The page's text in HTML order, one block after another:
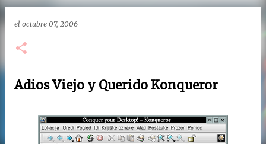
el octubre 07, 2006
Adios Viejo y Querido Konqueror